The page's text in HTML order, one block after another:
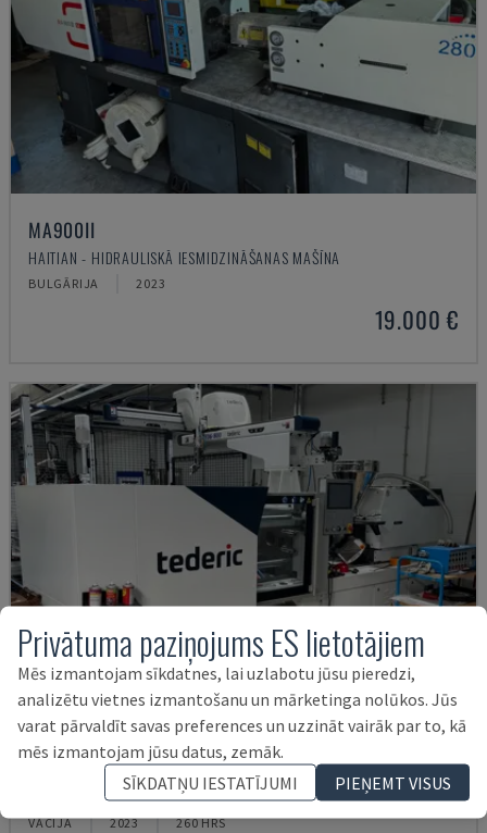
MA900ІІ
HAITIAN - HIDRAULISKĀ IESMIDZINĀŠANAS MAŠĪNA
BULGĀRIJA 2023
19.000 €
NEO.E55/E110H
TEDERIC - HIDRAULISKĀ IESMIDZINĀŠANAS MAŠĪNA
VĀCIJA 2023 260 HRS
Privātuma paziņojums ES lietotājiem
Mēs izmantojam sīkdatnes, lai uzlabotu jūsu pieredzi,
analizētu vietnes izmantošanu un mārketinga nolūkos. Jūs
varat pārvaldīt savas preferences un uzzināt vairāk par to, kā
mēs izmantojam jūsu datus, zemāk.
SĪKDATŅU IESTATĪJUMI
PIEŅEMT VISUS